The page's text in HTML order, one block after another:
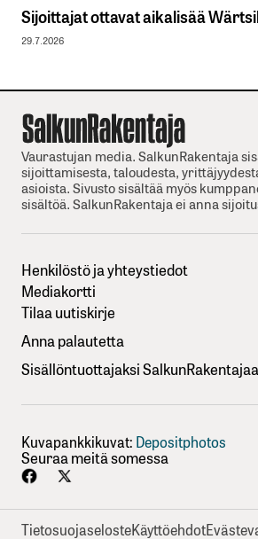
Sijoittajat ottavat aikalisää
29.7.2026
Vaurastujan media. SalkunRakentaja
sijoittamisesta, taloudesta,
asioista. Sivusto sisältää myös
sisältöä. SalkunRakentaja ei anna
Henkilöstö ja yhteystiedot
Mediakortti
Tilaa uutiskirje
Anna palautetta
Sisällöntuottajaksi
Kuvapankkikuvat: Depositphotos
Seuraa meitä somessa
TietosuojaselosteKäyttöehdot